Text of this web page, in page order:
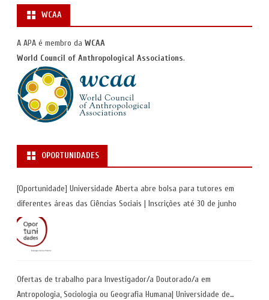
WCAA
A APA é membro da WCAA
World Council of Anthropological Associations.
OPORTUNIDADES
[Oportunidade] Universidade Aberta abre bolsa para tutores em
diferentes áreas das Ciências Sociais | Inscrições até 30 de junho
Ofertas de trabalho para Investigador/a Doutorado/a em
Antropologia, Sociologia ou Geografia Humana| Universidade de